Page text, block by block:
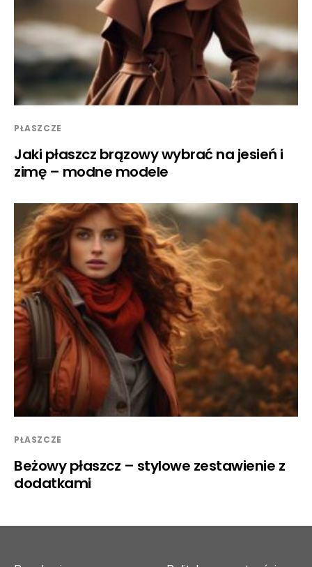
PŁASZCZE
Jaki płaszcz brązowy wybrać na jesień i
zimę – modne modele
PŁASZCZE
Beżowy płaszcz – stylowe zestawienie z
dodatkami